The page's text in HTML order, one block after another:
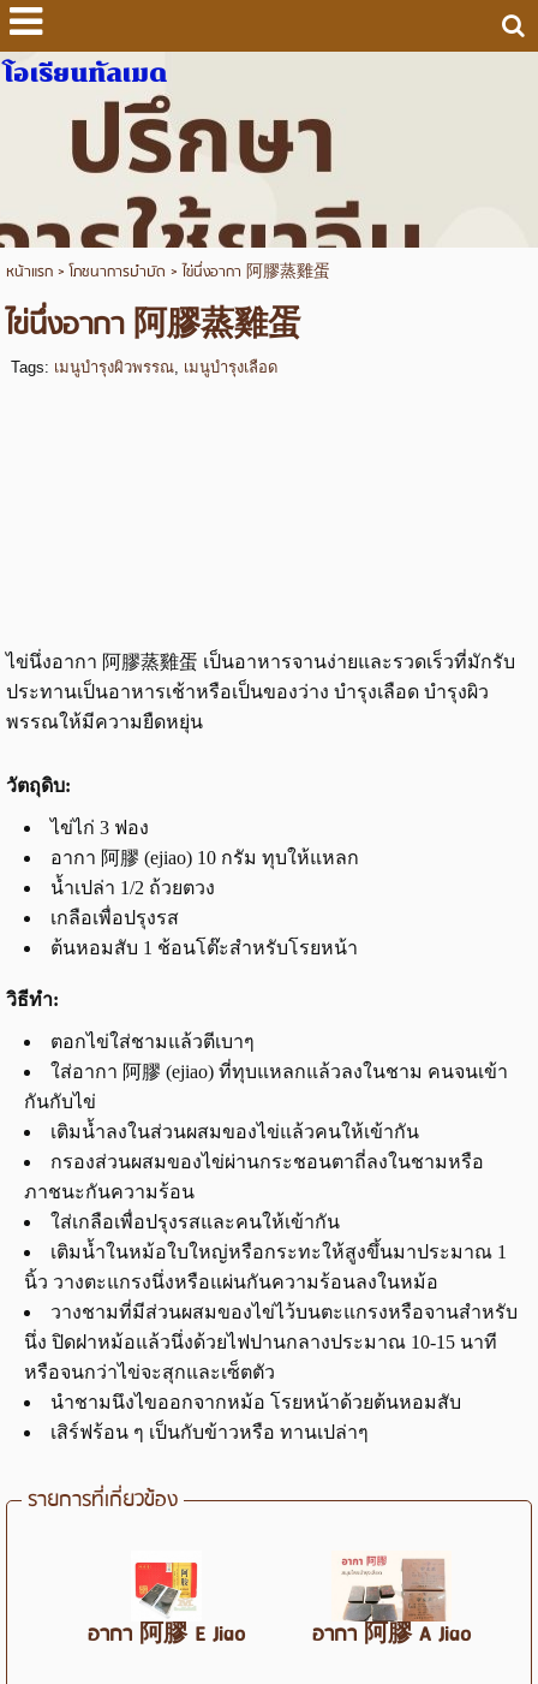
โอเรียนทัลเมด
หน้าแรก>โภชนาการบำบัด >ไข่นึ่งอากา 阿膠蒸雞蛋
ไข่นึ่งอากา 阿膠蒸雞蛋
Tags: เมนูบำรุงผิวพรรณ, เมนูบำรุงเลือด
ไข่นึ่งอากา 阿膠蒸雞蛋 เป็นอาหารจานง่ายและรวดเร็วที่มักรับ
ประทานเป็นอาหารเช้าหรือเป็นของว่าง บำรุงเลือด บำรุงผิว
พรรณให้มีความยืดหยุ่น
วัตถุดิบ:
ไข่ไก่ 3 ฟอง
อากา 阿膠 (ejiao) 10 กรัม ทุบให้แหลก
น้ำเปล่า 1/2 ถ้วยตวง
เกลือเพื่อปรุงรส
ต้นหอมสับ 1 ช้อนโต๊ะสำหรับโรยหน้า
วิธีทำ:
ตอกไข่ใส่ชามแล้วตีเบาๆ
ใส่อากา 阿膠 (ejiao) ที่ทุบแหลกแล้วลงในชาม คนจนเข้า
กันกับไข่
เติมน้ำลงในส่วนผสมของไข่แล้วคนให้เข้ากัน
กรองส่วนผสมของไข่ผ่านกระชอนตาถี่ลงในชามหรือ
ภาชนะกันความร้อน
ใส่เกลือเพื่อปรุงรสและคนให้เข้ากัน
เติมน้ำในหม้อใบใหญ่หรือกระทะให้สูงขึ้นมาประมาณ 1
นิ้ว วางตะแกรงนึ่งหรือแผ่นกันความร้อนลงในหม้อ
วางชามที่มีส่วนผสมของไข่ไว้บนตะแกรงหรือจานสำหรับ
นึ่ง ปิดฝาหม้อแล้วนึ่งด้วยไฟปานกลางประมาณ 10-15 นาที
หรือจนกว่าไข่จะสุกและเซ็ตตัว
นำชามนึงไขออกจากหม้อ โรยหน้าด้วยต้นหอมสับ
เสิร์ฟร้อน ๆ เป็นกับข้าวหรือ ทานเปล่าๆ
รายการที่เกี่ยวข้อง
อากา 阿膠 E Jiao อากา 阿膠 A Jiao